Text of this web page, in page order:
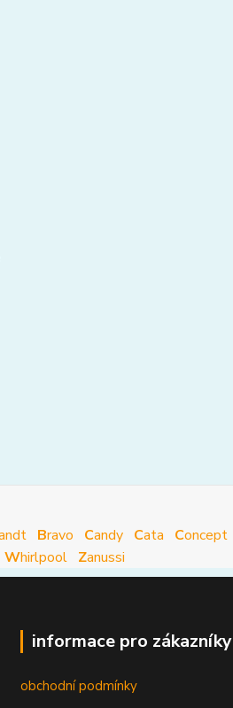
Bravo Candy Cata Concept
Whirlpool Zanussi
informace pro zákazníky
obchodní podmínky